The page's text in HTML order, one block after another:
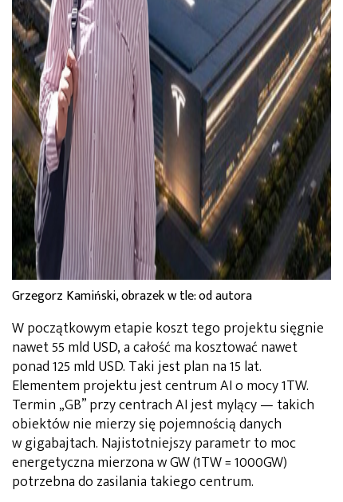
Grzegorz Kamiński, obrazek w tle: od autora
W początkowym etapie koszt tego projektu sięgnie
nawet 55 mld USD, a całość ma kosztować nawet
ponad 125 mld USD. Taki jest plan na 15 lat.
Elementem projektu jest centrum AI o mocy 1TW.
Termin „GB” przy centrach AI jest mylący — takich
obiektów nie mierzy się pojemnością danych
w gigabajtach. Najistotniejszy parametr to moc
energetyczna mierzona w GW (1TW = 1000GW)
potrzebna do zasilania takiego centrum.